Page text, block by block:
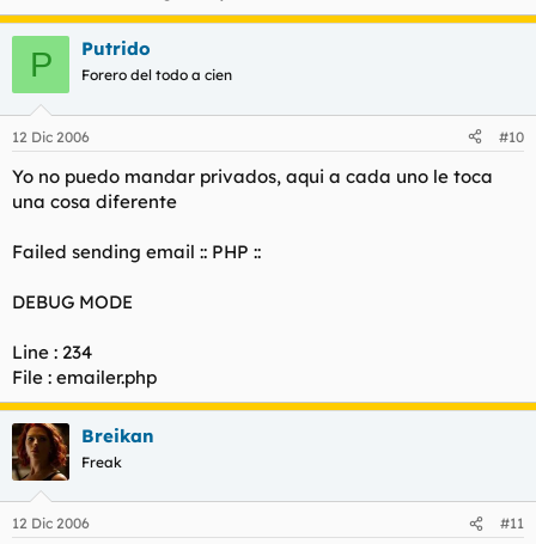
P Putrido
Forero del todo a cien
12 Dic 2006 #10
Yo no puedo mandar privados, aqui a cada uno le toca
una cosa diferente
Failed sending email :: PHP ::
DEBUG MODE
Line : 234
File : emailer.php
Breikan
Freak
12 Dic 2006 #11